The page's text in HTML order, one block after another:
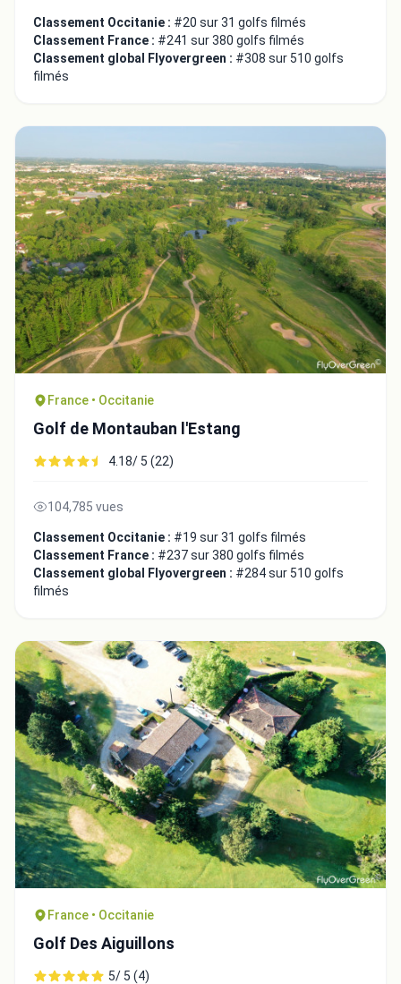
Classement Occitanie : #20 sur 31 golfs filmés
Classement France : #241 sur 380 golfs filmés
Classement global Flyovergreen : #308 sur 510 golfs
filmés
France • Occitanie
Golf de Montauban l'Estang
4.18/ 5 (22)
104,785 vues
Classement Occitanie : #19 sur 31 golfs filmés
Classement France : #237 sur 380 golfs filmés
Classement global Flyovergreen : #284 sur 510 golfs
filmés
France • Occitanie
Golf Des Aiguillons
5/ 5 (4)